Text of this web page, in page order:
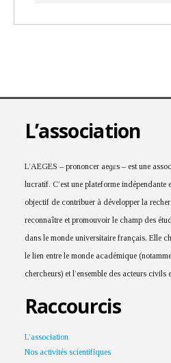
L’association
L’AEGES – prononcer aeɡɛs – est une
lucratif. C’est une plateforme
objectif de contribuer à développer la
reconnaître et promouvoir le champ des
dans le monde universitaire français. Elle
le lien entre le monde académique
chercheurs) et l’ensemble des acteurs civils
Raccourcis
L’association
Nos activités scientifiques